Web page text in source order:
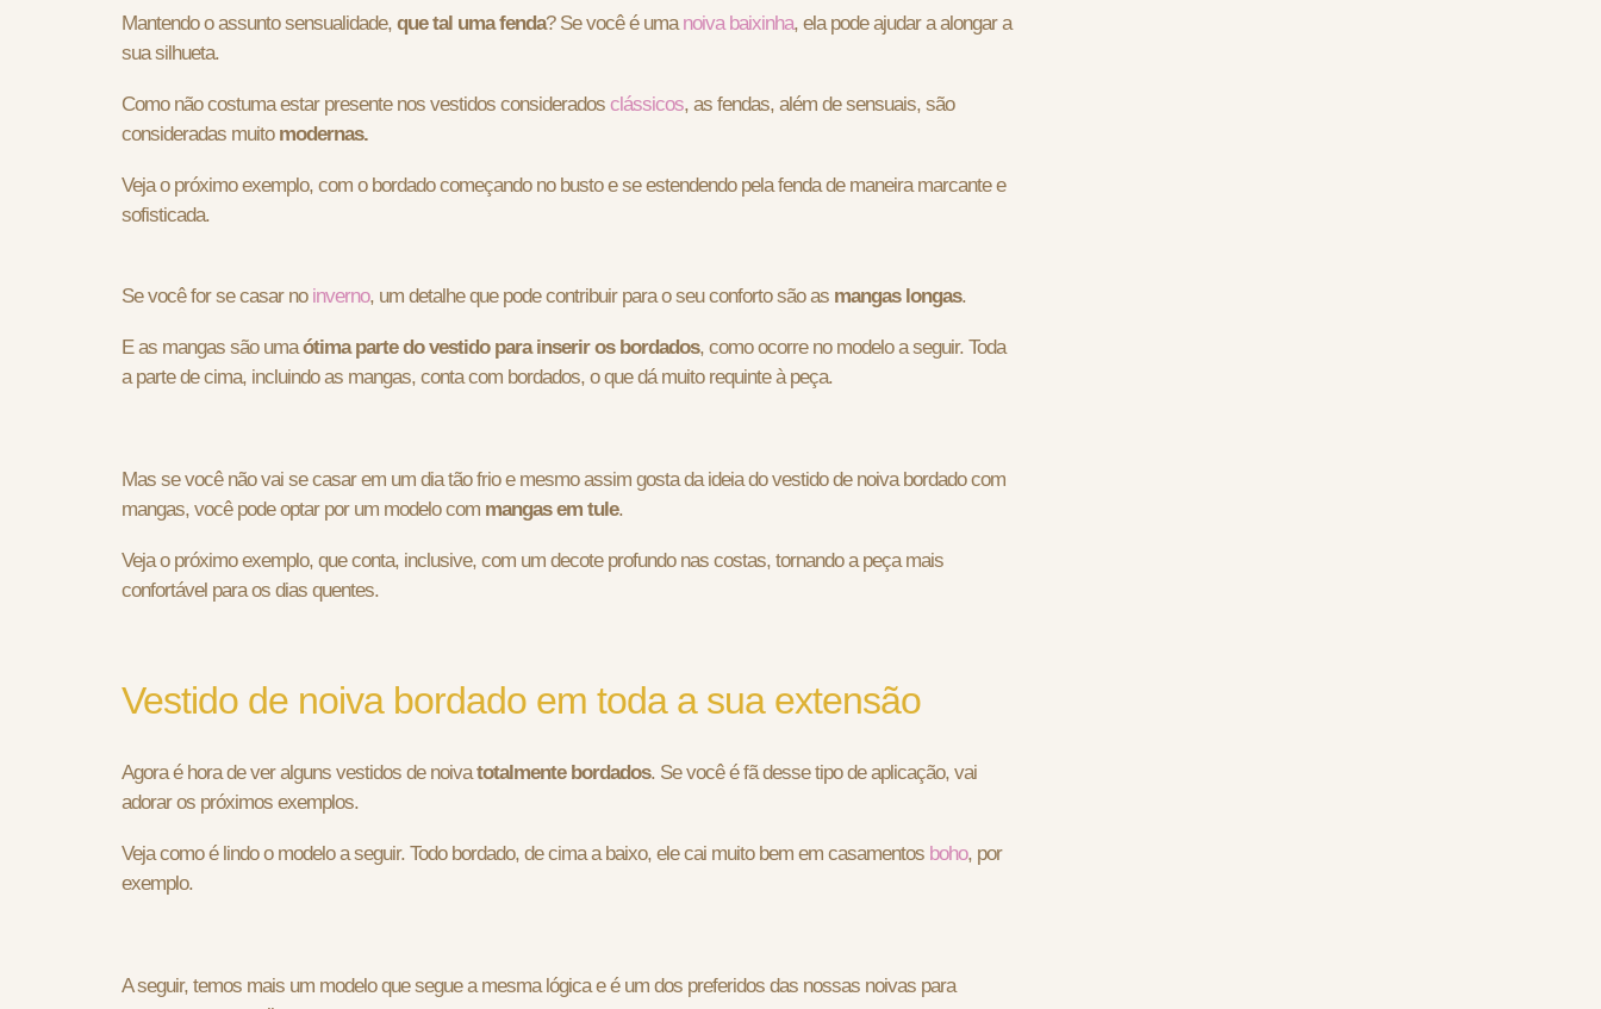
Mantendo o assunto sensualidade, que tal uma fenda? Se você é umanoiva baixinha, ela pode ajudar a alongar a
sua silhueta.
Como não costuma estar presente nos vestidos considerados clássicos, as fendas, além de sensuais, são
consideradas muito modernas.
Veja o próximo exemplo, com o bordado começando no busto e se estendendo pela fenda de maneira marcante e
sofisticada.
Se você for se casar no inverno, um detalhe que pode contribuir para o seu conforto são as mangas longas.
E as mangas são umaótima parte do vestido para inserir os bordados, como ocorre no modelo a seguir. Toda
a parte de cima, incluindo as mangas, conta com bordados, o que dá muito requinte à peça.
Mas se você não vai se casar em um dia tão frio e mesmo assim gosta da ideia do vestido de noiva bordado com
mangas, você pode optar por um modelo com mangas em tule.
Veja o próximo exemplo, que conta, inclusive, com um decote profundo nas costas, tornando a peça mais
confortável para os dias quentes.
Vestido de noiva bordado em toda a sua extensão
Agora é hora de ver alguns vestidos de noivatotalmente bordados. Se você é fã desse tipo de aplicação, vai
adorar os próximos exemplos.
Veja como é lindo o modelo a seguir. Todo bordado, de cima a baixo, ele cai muito bem em casamentos boho, por
exemplo.
A seguir, temos mais um modelo que segue a mesma lógica e é um dos preferidos das nossas noivas para